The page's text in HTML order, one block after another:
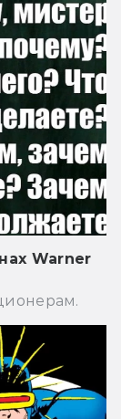
Warner